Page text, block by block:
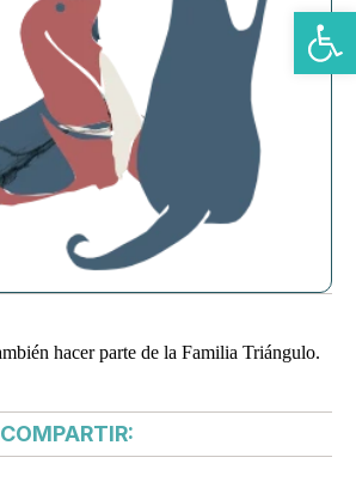
Abrir
hacer parte de la Familia Triángulo.
COMPARTIR: